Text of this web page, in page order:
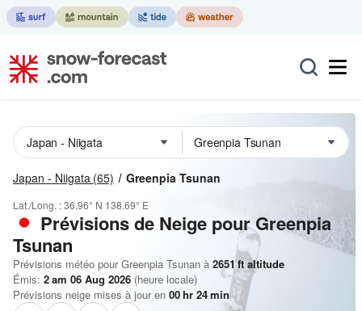
Japan - Niigata (65) Greenpia Tsunan
Lat./Long. :36.96° N 138.69° E
Prévisions de Neige pour Greenpia
Tsunan
Prévisions météo pour Greenpia Tsunan à 2651ftaltitude
Émis: 2 am 06 Aug 2026 (heure locale)
Prévisions neige mises à jour en 00hr 24min